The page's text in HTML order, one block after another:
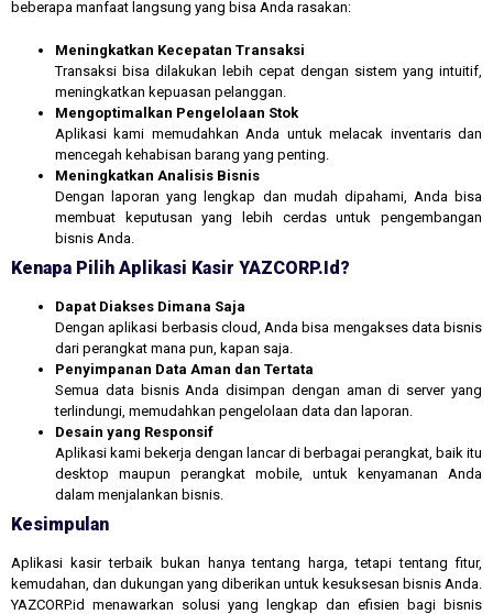
beberapa manfaat langsung yang bisa Anda rasakan:
Meningkatkan Kecepatan Transaksi
Transaksi bisa dilakukan lebih cepat dengan sistem yang intuitif,
meningkatkan kepuasan pelanggan.
Mengoptimalkan Pengelolaan Stok
Aplikasi kami memudahkan Anda untuk melacak inventaris dan
mencegah kehabisan barang yang penting.
Meningkatkan Analisis Bisnis
Dengan laporan yang lengkap dan mudah dipahami, Anda bisa
membuat keputusan yang lebih cerdas untuk pengembangan
bisnis Anda.
Kenapa Pilih Aplikasi Kasir YAZCORP.id?
Dapat Diakses Dimana Saja
Dengan aplikasi berbasis cloud, Anda bisa mengakses data bisnis
dari perangkat mana pun, kapan saja.
Penyimpanan Data Aman dan Tertata
Semua data bisnis Anda disimpan dengan aman di server yang
terlindungi, memudahkan pengelolaan data dan laporan.
Desain yang Responsif
Aplikasi kami bekerja dengan lancar di berbagai perangkat, baik itu
desktop maupun perangkat mobile, untuk kenyamanan Anda
dalam menjalankan bisnis.
Kesimpulan
Aplikasi kasir terbaik bukan hanya tentang harga, tetapi tentang fitur,
kemudahan, dan dukungan yang diberikan untuk kesuksesan bisnis Anda.
YAZCORP.id menawarkan solusi yang lengkap dan efisien bagi bisnis